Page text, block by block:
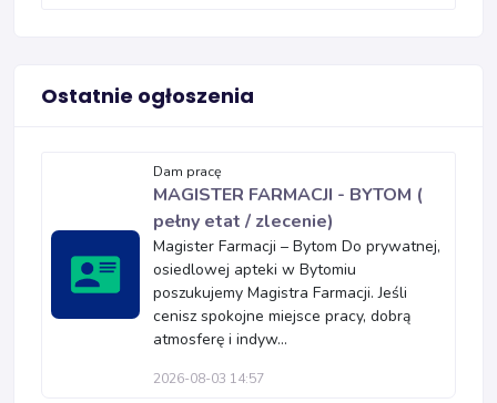
Ostatnie ogłoszenia
Dam pracę
MAGISTER FARMACJI - BYTOM (
pełny etat / zlecenie)
Magister Farmacji – Bytom Do prywatnej,
osiedlowej apteki w Bytomiu
poszukujemy Magistra Farmacji. Jeśli
cenisz spokojne miejsce pracy, dobrą
atmosferę i indyw...
2026-08-03 14:57